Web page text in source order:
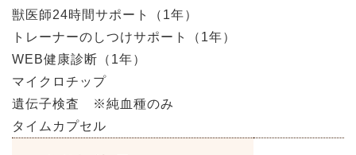
獣医師24時間サポート（1年）
トレーナーのしつけサポート（1年）
WEB健康診断（1年）
マイクロチップ
遺伝子検査 ※純血種のみ
タイムカプセル